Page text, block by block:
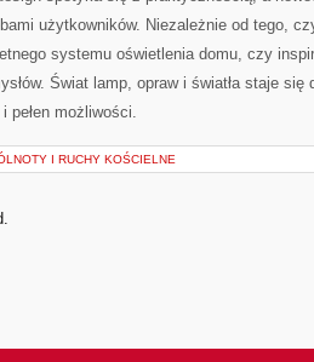
użytkowników. Niezależnie od tego,
systemu oświetlenia domu, czy
Świat lamp, opraw i światła staje
pełen możliwości.
I RUCHY KOŚCIELNE